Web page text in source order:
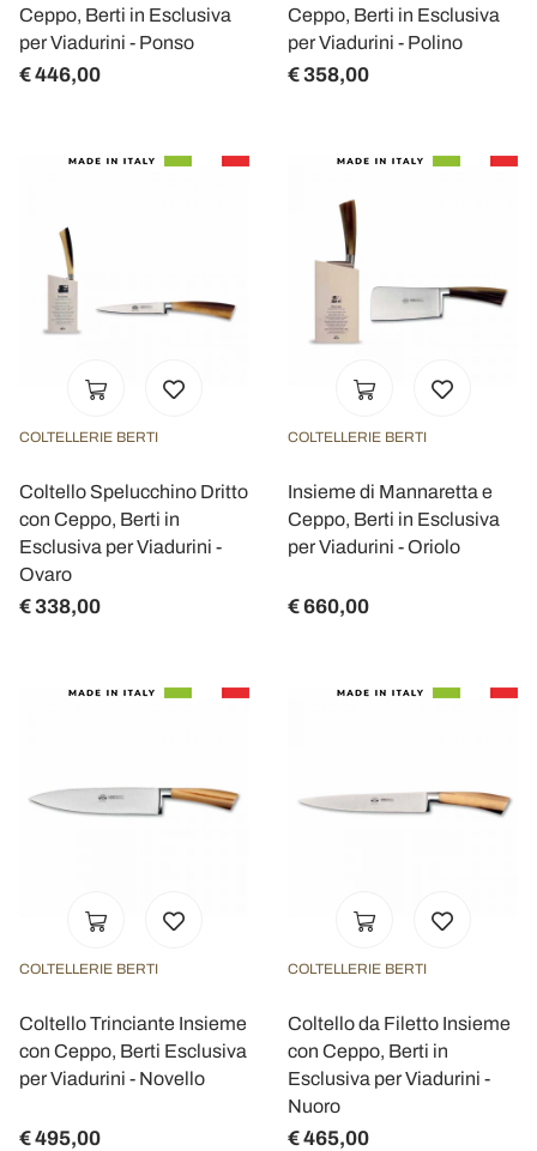
Ceppo, Berti in Esclusiva
per Viadurini - Ponso
€ 446,00
Ceppo, Berti in Esclusiva
per Viadurini - Polino
€ 358,00
COLTELLERIE BERTI
Coltello Spelucchino Dritto
con Ceppo, Berti in
Esclusiva per Viadurini -
Ovaro
€ 338,00
COLTELLERIE BERTI
Insieme di Mannaretta e
Ceppo, Berti in Esclusiva
per Viadurini - Oriolo
€ 660,00
COLTELLERIE BERTI
Coltello Trinciante Insieme
con Ceppo, Berti Esclusiva
per Viadurini - Novello
€ 495,00
COLTELLERIE BERTI
Coltello da Filetto Insieme
con Ceppo, Berti in
Esclusiva per Viadurini -
Nuoro
€ 465,00